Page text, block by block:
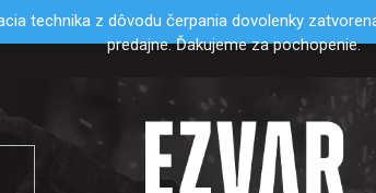
technika z dôvodu čerpania dovolenky
predajne. Ďakujeme za pochopenie.